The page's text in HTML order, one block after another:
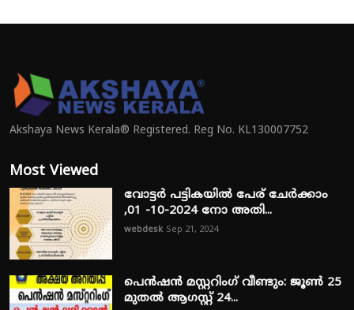
Akshaya News Kerala® Registered. Reg No. KL130007752
Most Viewed
വോട്ടർ പട്ടികയിൽ പേര് ചേർക്കാം
,01 -10-2024 നോ അതി...
webdesk Sep 21, 2024
പെൻഷൻ മസ്റ്ററിംഗ് വീണ്ടും: ജൂൺ 25
മുതൽ ആഗസ്റ്റ് 24...